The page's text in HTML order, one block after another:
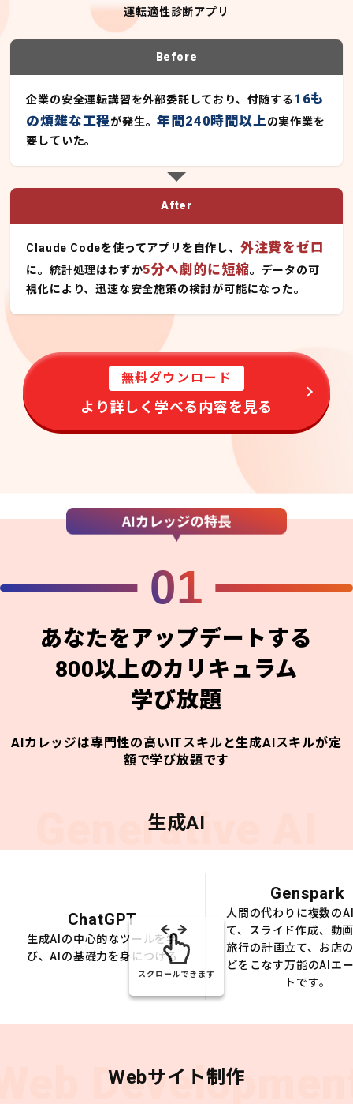
運転適性診断アプリ
Before
企業の安全運転講習を外部委託しており、付随する16も
の煩雑な工程が発生。年間240時間以上の実作業を
要していた。
After
Claude Codeを使ってアプリを自作し、 外注費をゼロ
に。統計処理はわずか5分へ劇的に短縮。データの可
視化により、迅速な安全施策の検討が可能になった。
無料ダウンロード
より詳しく学べる内容を見る
01
あなたをアップデートする
800以上のカリキュラム
学び放題
AIカレッジは専門性の高いITスキルと生成AIスキルが定
額で学び放題です
Generative AI
生成AI
ChatGPT
生成AIの中心的なツールを学
び、AIの基礎力を身につける
Genspark
人間の代わりに複数の
て、スライド作成、動
旅行の計画立て、お店
どをこなす万能のAIエ
トです。
スクロールできます
Webサイト制作